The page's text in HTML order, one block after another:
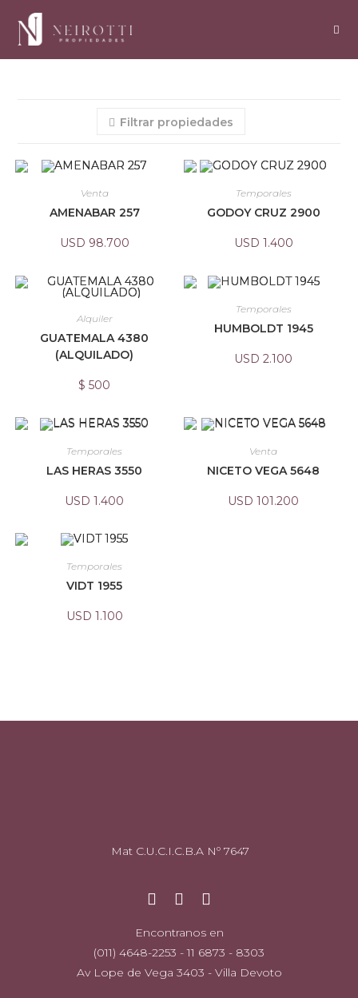
Filtrar propiedades
Venta
AMENABAR 257
USD 98.700
Temporales
GODOY CRUZ 2900
USD 1.400
Alquiler
GUATEMALA 4380
(ALQUILADO)
$ 500
Temporales
HUMBOLDT 1945
USD 2.100
Temporales
LAS HERAS 3550
USD 1.400
Venta
NICETO VEGA 5648
USD 101.200
Temporales
VIDT 1955
USD 1.100
Mat C.U.C.I.C.B.A Nº 7647
Encontranos en
(011) 4648-2253 - 11 6873 - 8303
Av Lope de Vega 3403 - Villa Devoto